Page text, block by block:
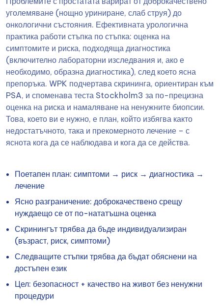
уголемяване (нощно уриниране, слаб струя) до
онкологични състояния. Ефективната урологична
практика работи стъпка по стъпка: оценка на
симптомите и риска, подходяща диагностика
(включително лабораторни изследвания и, ако е
необходимо, образна диагностика), след което ясна
препоръка. WPK подчертава скрининга, ориентиран към
PSA, и споменава теста Stockholm3 за по-прецизна
оценка на риска и намаляване на ненужните биопсии.
Това, което ви е нужно, е план, който избягва както
недостатъчното, така и прекомерното лечение – с
яснота кога да се наблюдава и кога да се действа.
Поетапен план: симптоми → риск → диагностика →
лечение
Ясно разграничение: доброкачествено срещу
нуждаещо се от по-нататъшна оценка
Скринингът трябва да бъде индивидуализиран
(възраст, риск, симптоми)
Следващите стъпки трябва да бъдат обяснени на
достъпен език
Цел: безопасност + качество на живот без ненужни
процедури